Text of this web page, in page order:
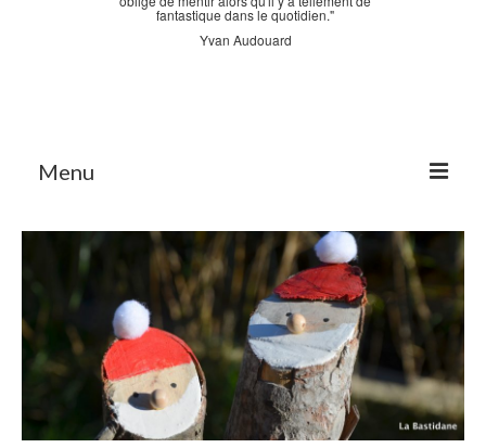
fantastique dans le quotidien."
Yvan Audouard
Menu
Accueil
La Bastidane
La Boutique
Archives
Découvrir